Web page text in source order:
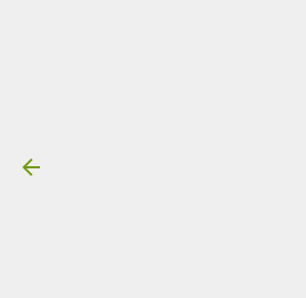
Resenha: David Bowie